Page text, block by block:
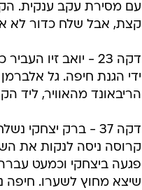
עם מסירת עקב ענקית.
קצת, אבל שלח כדור לא
דקה 23 - יואב זיו
ידי הגנת חיפה. גל
הריבאונד מהאוויר, ליד
דקה 37 - ברק יצחקי
קרוסה ניסה לנקות את
פגעה ביצחקי וכמעט עברה
שיצא מחוץ לשערו. חיפה